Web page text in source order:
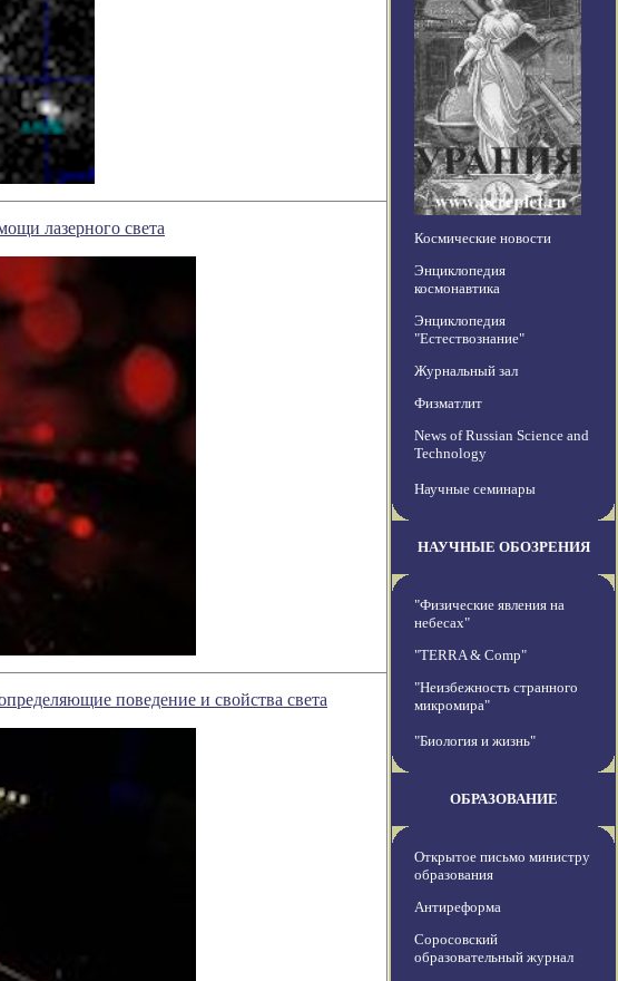
лазерного света
поведение и свойства света
Космические новости
Энциклопедия
космонавтика
Энциклопедия
"Естествознание"
Журнальный зал
Физматлит
News of Russian Science and
Technology
Научные семинары
НАУЧНЫЕ ОБОЗРЕНИЯ
"Физические явления на
небесах"
"TERRA & Comp"
"Неизбежность странного
микромира"
"Биология и жизнь"
ОБРАЗОВАНИЕ
Открытое письмо министру
образования
Антиреформа
Соросовский
образовательный журнал